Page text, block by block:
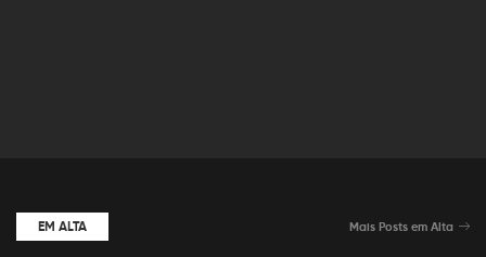
EM ALTA Mais Posts em Alta